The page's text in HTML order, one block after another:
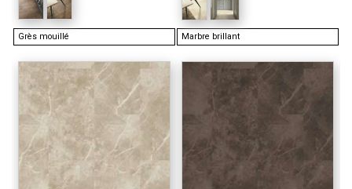
Grès mouillé Marbre brillant